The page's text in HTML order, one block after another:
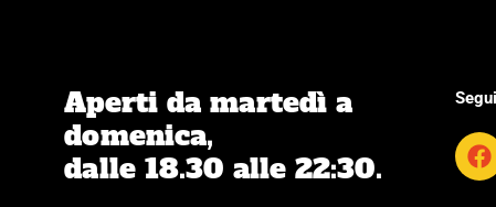
Aperti da martedì a
domenica,
dalle 18.30 alle 22:30.
F
a